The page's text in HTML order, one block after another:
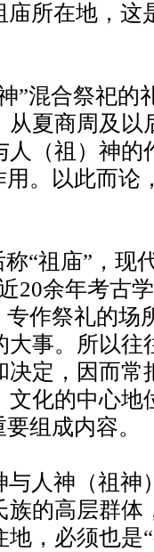
所在地，这
”混合祭祀的
夏商周及以
（祖）神的
用。以此而论
“祖庙”，现
20余年考古
专作祭礼的场
大事。所以
定，因而常
化的中心地
组成内容。
人神（祖神
族的高层群体
，必须也是